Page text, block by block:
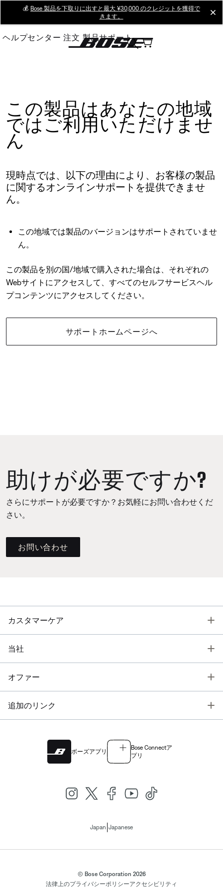
Main
💰 Bose 製品を下取りに出すと最大 ¥30,000 のクレジットを獲得で
きます。
ヘルプセンター 注文 製品サポート
この製品はあなたの地域
ではご利用いただけませ
ん
現時点では、以下の理由により、お客様の製品
に関するオンラインサポートを提供できませ
ん。
この地域では製品のバージョンはサポートされていませ
ん。
この製品を別の国/地域で購入された場合は、それぞれの
Webサイトにアクセスして、すべてのセルフサービスヘル
プコンテンツにアクセスしてください。
サポートホームページへ
助けが必要ですか?
さらにサポートが必要ですか？お気軽にお問い合わせくだ
さい。
お問い合わせ
カスタマーケア
当社
オファー
追加のリンク
ボーズアプリ
Bose Connectア
プリ
Japan Japanese
© Bose Corporation 2026
法律上のプライバシーポリシーアクセシビリティ